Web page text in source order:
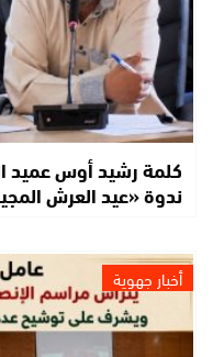
كلمة رشيد أوس عميد
ندوة «عيد العرش
أخبار جهوية